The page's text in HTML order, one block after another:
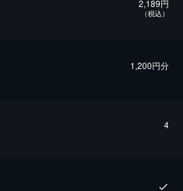
2,189円
（税込）
1,200円分
4